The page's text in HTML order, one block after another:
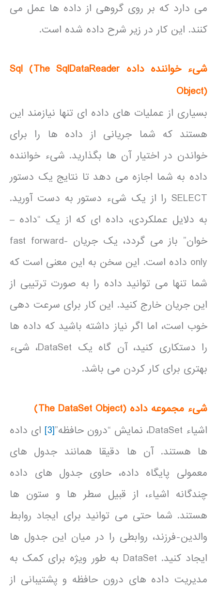
می دارد که بر روی گروهی از داده ها عمل می
کنند. این کار در زیر شرح داده شده است.
شیء خواننده داده Sql (The SqlDataReader
Object)
بسیاری از عملیات های داده ای تنها نیازمند این
هستند که شما جریانی از داده ها را برای
خواندن در اختیار آن ها بگذارید. شیء خواننده
داده به شما اجازه می دهد تا نتایج یک دستور
SELECT را از یک شیء دستور به دست آورید.
به دلایل عملکردی، داده ای که از یک “داده –
خوان” باز می گردد، یک جریان fast forward-
only داده است. این سخن به این معنی است که
شما تنها می توانید داده را به صورت ترتیبی از
این جریان خارج کنید. این کار برای سرعت دهی
خوب است، اما اگر نیاز داشته باشید که داده ها
را دستکاری کنید، آن گاه یک DataSet، شیء
بهتری برای کار کردن می باشد.
شیء مجموعه داده (The DataSet Object
)
اشیاء DataSet، نمایش “درون حافظه”
[3]
ای داده
ها هستند. آن ها دقیقا همانند جدول های
معمولی پایگاه داده، حاوی جدول های داده
چندگانه اشیاء، از قبیل سطر ها و ستون ها
هستند. شما حتی می توانید برای ایجاد روابط
والدین-فرزند، روابطی را در میان این جدول ها
ایجاد کنید. DataSet به طور ویژه برای کمک به
مدیریت داده های درون حافظه و پشتیبانی از